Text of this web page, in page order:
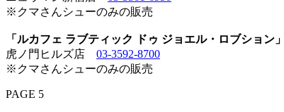
※クマさんシューのみの販売
「ルカフェ ラブティック ドゥ ジョエル・ロブション」
虎ノ門ヒルズ店 03-3592-8700
※クマさんシューのみの販売
PAGE 5